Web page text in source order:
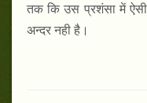
तक कि उस प्रशंसा में
अन्दर नही है।